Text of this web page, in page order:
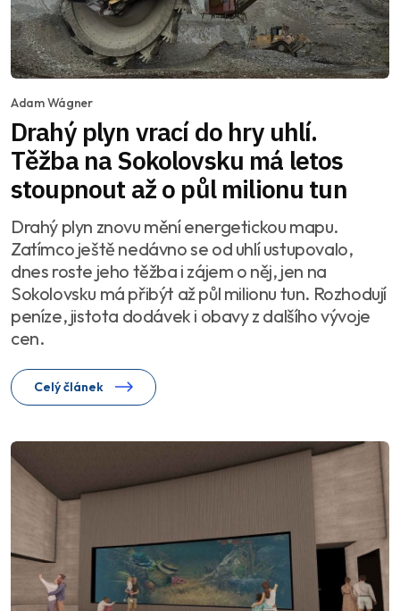
Adam Wágner
Drahý plyn vrací do hry uhlí.
Těžba na Sokolovsku má letos
stoupnout až o půl milionu tun
Drahý plyn znovu mění energetickou mapu.
Zatímco ještě nedávno se od uhlí ustupovalo,
dnes roste jeho těžba i zájem o něj, jen na
Sokolovsku má přibýt až půl milionu tun. Rozhodují
peníze, jistota dodávek i obavy z dalšího vývoje
cen.
Celý článek